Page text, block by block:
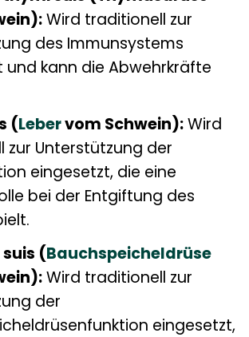
Wird traditionell zur
des Immunsystems
und kann die Abwehrkräfte
(Lebervom Schwein):Wird
zur Unterstützung der
eingesetzt, die eine
bei der Entgiftung des
(Bauchspeicheldrüse
Wird traditionell zur
der
eingesetzt,